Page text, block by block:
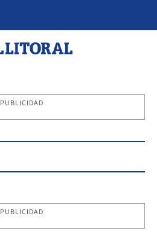
PUBLICIDAD
PUBLICIDAD